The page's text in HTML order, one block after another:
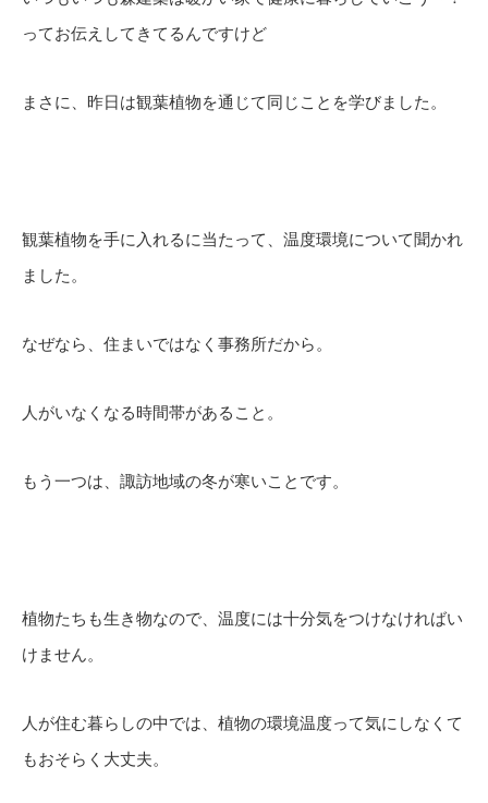
ってお伝えしてきてるんですけど
まさに、昨日は観葉植物を通じて同じことを学びました。
観葉植物を手に入れるに当たって、温度環境について聞かれ
ました。
なぜなら、住まいではなく事務所だから。
人がいなくなる時間帯があること。
もう一つは、諏訪地域の冬が寒いことです。
植物たちも生き物なので、温度には十分気をつけなければい
けません。
人が住む暮らしの中では、植物の環境温度って気にしなくて
もおそらく大丈夫。